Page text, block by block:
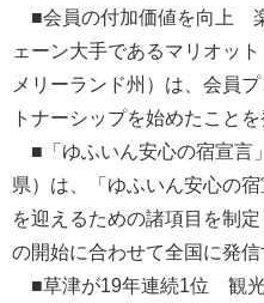
■会員の付加価値を向上
ェーン大手であるマリオッ
メリーランド州）は、会員
トナーシップを始めたこと
■「ゆふいん安心の宿宣言
県）は、「ゆふいん安心の
を迎えるための諸項目を制
の開始に合わせて全国に発信
■草津が19年連続1位 観光